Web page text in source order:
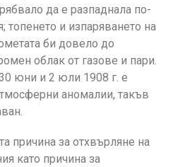
да е разпаднала по-
топенето и изпаряването на
би довело до
облак от газове и пари.
юни и 2 юли 1908 г. е
аномалии, такъв
причина за отхвърляне на
като причина за